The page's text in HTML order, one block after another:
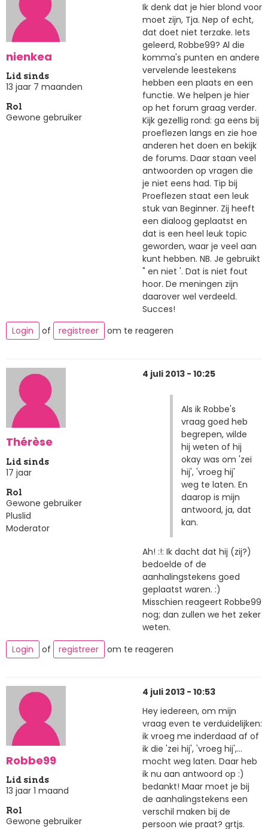
nienkea
Lid sinds
13 jaar 7 maanden
Rol
Gewone gebruiker
Ik denk dat je hier blond voor
moet zijn, Tja. Nep of echt,
dat doet niet terzake. Iets
geleerd, Robbe99? Al die
komma's punten en andere
vervelende leestekens
hebben een plaats en een
functie. We helpen je hier
op het forum graag verder.
Kijk gezellig rond: ga eens bij
proeflezen langs en zie hoe
anderen het doen en bekijk
de forums. Daar staan veel
antwoorden op vragen die
je niet eens had. Tip bij
Proeflezen staat een leuk
stuk van Beginner. Zij heeft
een dialoog geplaatst en
dat is een heel leuk topic
geworden, waar je veel aan
kunt hebben. NB. Je gebruikt
" en niet '. Dat is niet fout
hoor. De meningen zijn
daarover wel verdeeld.
Succes!
Login
of registreer om te reageren
Thérèse
Lid sinds
17 jaar
Rol
Gewone gebruiker
Pluslid
Moderator
4 juli 2013 - 10:25
Als ik Robbe's
vraag goed heb
begrepen, wilde
hij weten of hij
okay was om 'zei
hij', 'vroeg hij'
weg te laten. En
daarop is mijn
antwoord, ja, dat
kan.
Ah! :!: Ik dacht dat hij (zij?)
bedoelde of de
aanhalingstekens goed
geplaatst waren. :)
Misschien reageert Robbe99
nog; dan zullen we het zeker
weten.
Login
of registreer om te reageren
Robbe99
Lid sinds
13 jaar 1 maand
Rol
Gewone gebruiker
4 juli 2013 - 10:53
Hey iedereen, om mijn
vraag even te verduidelijken:
ik vroeg me inderdaad af of
ik die 'zei hij', 'vroeg hij',...
mocht weg laten. Daar heb
ik nu aan antwoord op :)
bedankt! Maar moet je bij
de aanhalingstekens een
verschil maken bij de
persoon wie praat? grtjs.